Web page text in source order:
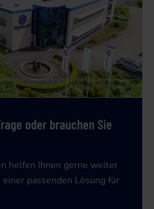
oder brauchen Sie
helfen Ihnen gerne weiter
einer passenden Lösung für